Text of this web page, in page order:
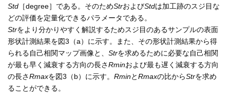
Std ［degree］である。そのためStrおよびStdは加工跡のスジ目な
どの評価を定量化できるパラメータである。
Strをより分かりやすく解説するためスジ目のあるサンプルの表面
形状計測結果を図3（a）に示す。また、その形状計測結果から得
られる自己相関マップ画像と、 Strを求めるために必要な自己相関
が最も早く減衰する方向の長さRminおよび最も遅く減衰する方向
の長さRmaxを図3（b）に示す。 RminとRmaxの比からStrを求め
ることができる。